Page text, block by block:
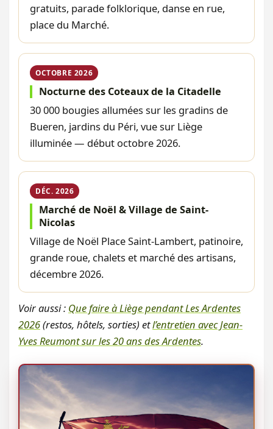
gratuits, parade folklorique, danse en rue,
place du Marché.
OCTOBRE 2026
Nocturne des Coteaux de la Citadelle
30 000 bougies allumées sur les gradins de
Bueren, jardins du Péri, vue sur Liège
illuminée — début octobre 2026.
DÉC. 2026
Marché de Noël & Village de Saint-
Nicolas
Village de Noël Place Saint-Lambert, patinoire,
grande roue, chalets et marché des artisans,
décembre 2026.
Voir aussi : Que faire à Liège pendant Les Ardentes
2026(restos, hôtels, sorties) etl’entretien avec Jean-
Yves Reumont sur les 20 ans des Ardentes.